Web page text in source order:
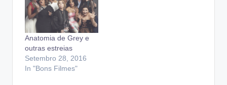
Anatomia de Grey e
outras estreias
Setembro 28, 2016
In "Bons Filmes"